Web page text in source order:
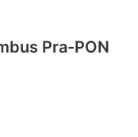
Pra-PON